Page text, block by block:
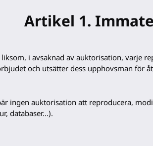
Artikel 1.
i avsaknad av auktorisation, varje
och utsätter dess upphovsman för
ingen auktorisation att reproducera,
databaser...).